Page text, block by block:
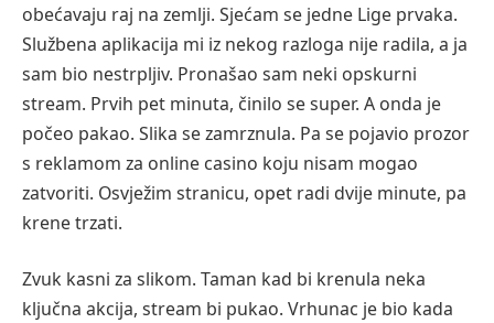
obećavaju raj na zemlji. Sjećam se jedne Lige prvaka.
Službena aplikacija mi iz nekog razloga nije radila, a ja
sam bio nestrpljiv. Pronašao sam neki opskurni
stream. Prvih pet minuta, činilo se super. A onda je
počeo pakao. Slika se zamrznula. Pa se pojavio prozor
s reklamom za online casino koju nisam mogao
zatvoriti. Osvježim stranicu, opet radi dvije minute, pa
krene trzati.
Zvuk kasni za slikom. Taman kad bi krenula neka
ključna akcija, stream bi pukao. Vrhunac je bio kada